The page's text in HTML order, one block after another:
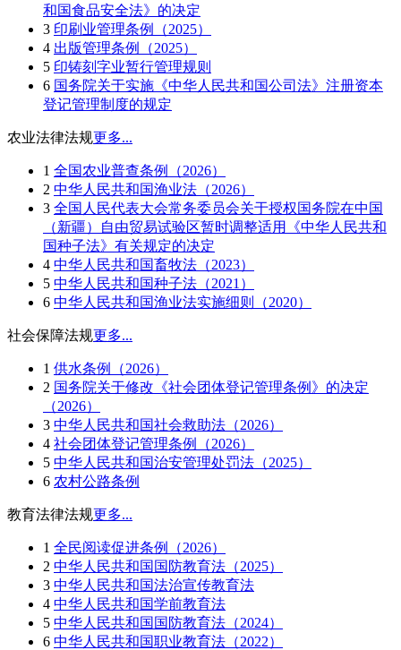
和国食品安全法》的决定
3 印刷业管理条例（2025）
4 出版管理条例（2025）
5 印铸刻字业暂行管理规则
6 国务院关于实施《中华人民共和国公司法》注册资本
登记管理制度的规定
农业法律法规更多...
1 全国农业普查条例（2026）
2 中华人民共和国渔业法（2026）
3 全国人民代表大会常务委员会关于授权国务院在中国
（新疆）自由贸易试验区暂时调整适用《中华人民共和
国种子法》有关规定的决定
4 中华人民共和国畜牧法（2023）
5 中华人民共和国种子法（2021）
6 中华人民共和国渔业法实施细则（2020）
社会保障法规更多...
1 供水条例（2026）
2 国务院关于修改《社会团体登记管理条例》的决定
（2026）
3 中华人民共和国社会救助法（2026）
4 社会团体登记管理条例（2026）
5 中华人民共和国治安管理处罚法（2025）
6 农村公路条例
教育法律法规更多...
1 全民阅读促进条例（2026）
2 中华人民共和国国防教育法（2025）
3 中华人民共和国法治宣传教育法
4 中华人民共和国学前教育法
5 中华人民共和国国防教育法（2024）
6 中华人民共和国职业教育法（2022）